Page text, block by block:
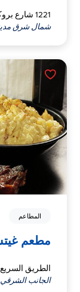
1221 شارع بروكلين،
شمال شرق
المطاعم
مطعم
الطريق السريع 40 شرقًا، رقم 10440،
الجانب